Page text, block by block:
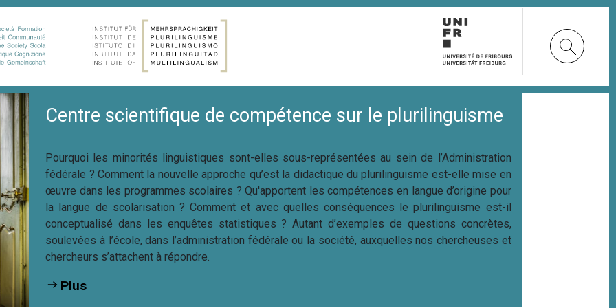
Centre scientifique de compétence sur le plurilinguisme
Pourquoi les minorités linguistiques sont-elles sous-représentées au sein de l’Administration
fédérale ? Comment la nouvelle approche qu’est la didactique du plurilinguisme est-elle mise en
œuvre dans les programmes scolaires ? Qu'apportent les compétences en langue d’origine pour
la langue de scolarisation ? Comment et avec quelles conséquences le plurilinguisme est-il
conceptualisé dans les enquêtes statistiques ? Autant d’exemples de questions concrètes,
soulevées à l’école, dans l’administration fédérale ou la société, auxquelles nos chercheuses et
chercheurs s’attachent à répondre.
Plus